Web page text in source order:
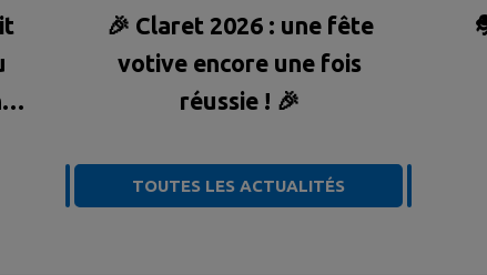
🎉 Claret 2026 : une fête
votive encore une fois
réussie ! 🎉
TOUTES LES ACTUALITÉS